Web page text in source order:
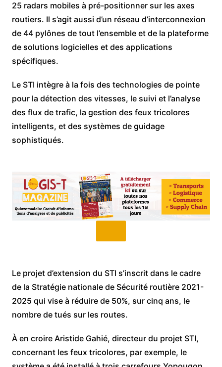
25 radars mobiles à pré-positionner sur les axes
routiers. Il s’agit aussi d’un réseau d’interconnexion
de 44 pylônes de tout l’ensemble et de la plateforme
de solutions logicielles et des applications
spécifiques.
Le STI intègre à la fois des technologies de pointe
pour la détection des vitesses, le suivi et l’analyse
des flux de trafic, la gestion des feux tricolores
intelligents, et des systèmes de guidage
sophistiqués.
Le projet d’extension du STI s’inscrit dans le cadre
de la Stratégie nationale de Sécurité routière 2021-
2025 qui vise à réduire de 50%, sur cinq ans, le
nombre de tués sur les routes.
À en croire Aristide Gahié, directeur du projet STI,
concernant les feux tricolores, par exemple, le